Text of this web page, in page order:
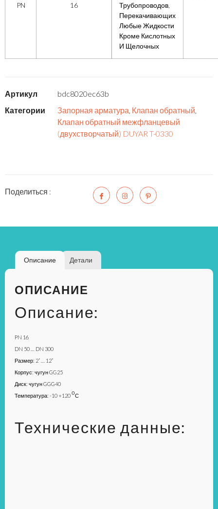
Трубопроводов,
Перекачивающих
Любые Жидкости
Кроме Кислотных
И Щелочных
PN 16
Артикул
bdc8020ec63b
Категории
Запорная арматура, Клапан обратный,
Клапан обратный межфланцевый
(двухстворчатый) DUYAR T-0330
Поделиться :
Описание Детали
ОПИСАНИЕ
Описание:
PN 16
DN 50 … DN 300
Размер: 2” … 12”
Корпус: чугун GG25
Диск: чугун GGG40
Температура: -10 +120оС
Технические данные: